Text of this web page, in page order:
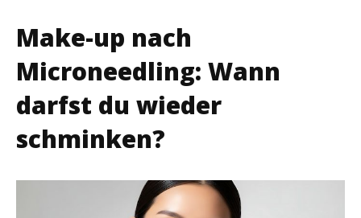
Make-up nach
Microneedling: Wann
darfst du wieder
schminken?